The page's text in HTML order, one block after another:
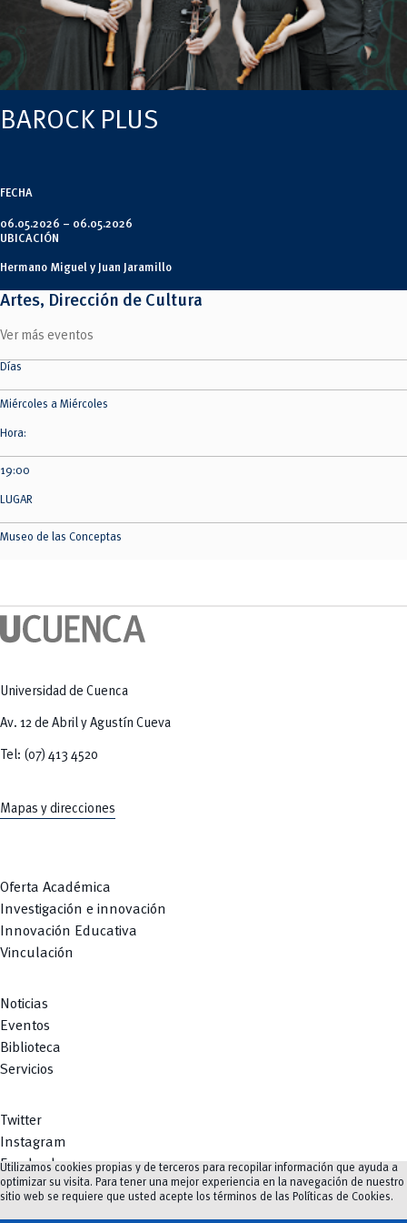
y Agropecuarias
MOVERU
Posgrados
Radio Universitaria
Sostenibilidad
BAROCK PLUS
FECHA
06.05.2026 – 06.05.2026
UBICACIÓN
Hermano Miguel y Juan Jaramillo
Artes, Dirección de Cultura
Ver más eventos
Días
Miércoles a Miércoles
Hora:
19:00
LUGAR
Museo de las Conceptas
Universidad de Cuenca
Av. 12 de Abril y Agustín Cueva
Tel: (07) 413 4520
Mapas y direcciones
Oferta Académica
Investigación e innovación
Innovación Educativa
Vinculación
Noticias
Eventos
Biblioteca
Servicios
Twitter
Instagram
Facebook
Youtube
Utilizamos cookies propias y de terceros para recopilar información que ayuda a
optimizar su visita. Para tener una mejor experiencia en la navegación de nuestro
sitio web se requiere que usted acepte los términos de las Políticas de Cookies.